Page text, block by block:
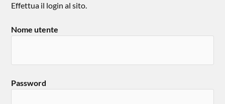
Effettua il login al sito.
Nome utente
Password